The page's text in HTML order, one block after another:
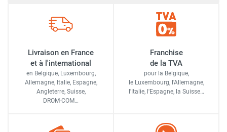
Livraison en France
et à l'international
en Belgique, Luxembourg,
Allemagne, Italie, Espagne,
Angleterre, Suisse,
DROM-COM…
Franchise
de la TVA
pour la Belgique,
le Luxembourg, l'Allemagne,
l'Italie, l'Espagne, la Suisse…